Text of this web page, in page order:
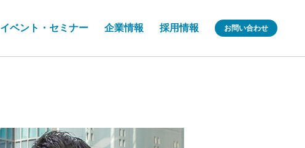
イベント・セミナー 企業情報 採用情報 お問い合わせ